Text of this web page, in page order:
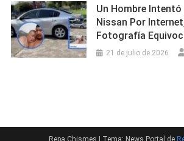
Un Hombre Intentó
Nissan Por
Fotografía
21 de julio de 2026
Repa Chismes Tema: News Portal de